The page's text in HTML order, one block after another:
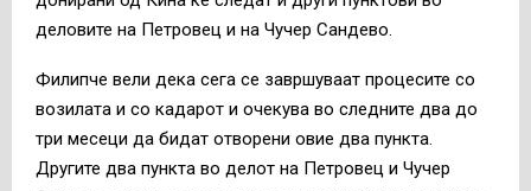
деловите на Петровец и на Чучер Сандево.
Филипче вели дека сега се завршуваат процесите со
возилата и со кадарот и очекува во следните два до
три месеци да бидат отворени овие два пункта.
Другите два пункта во делот на Петровец и Чучер